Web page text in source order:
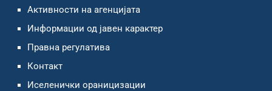
Активности на агенцијата
Информации од јавен карактер
Правна регулатива
Контакт
Иселенички ораницизации